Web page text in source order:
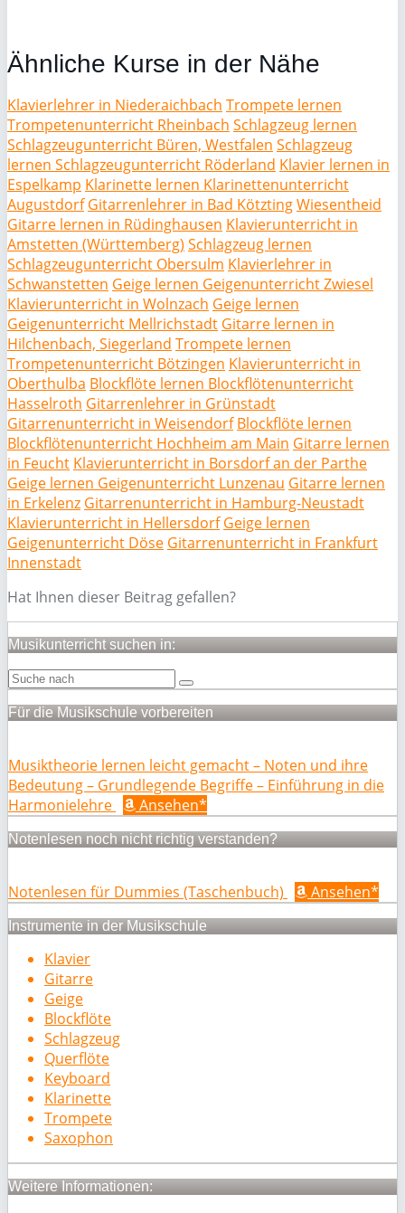
Ähnliche Kurse in der Nähe
Klavierlehrer in Niederaichbach Trompete lernen
Trompetenunterricht Rheinbach Schlagzeug lernen
Schlagzeugunterricht Büren, Westfalen Schlagzeug
lernen Schlagzeugunterricht Röderland Klavier lernen in
Espelkamp Klarinette lernen Klarinettenunterricht
Augustdorf Gitarrenlehrer in Bad KötztingWiesentheid
Gitarre lernen in Rüdinghausen Klavierunterricht in
Amstetten (Württemberg) Schlagzeug lernen
Schlagzeugunterricht Obersulm Klavierlehrer in
Schwanstetten Geige lernen Geigenunterricht Zwiesel
Klavierunterricht in Wolnzach Geige lernen
Geigenunterricht Mellrichstadt Gitarre lernen in
Hilchenbach, Siegerland Trompete lernen
Trompetenunterricht Bötzingen Klavierunterricht in
Oberthulba Blockflöte lernen Blockflötenunterricht
Hasselroth Gitarrenlehrer in Grünstadt
Gitarrenunterricht in Weisendorf Blockflöte lernen
Blockflötenunterricht Hochheim am Main Gitarre lernen
in Feucht Klavierunterricht in Borsdorf an der Parthe
Geige lernen Geigenunterricht Lunzenau Gitarre lernen
in Erkelenz Gitarrenunterricht in Hamburg-Neustadt
Klavierunterricht in Hellersdorf Geige lernen
Geigenunterricht Döse Gitarrenunterricht in Frankfurt
Innenstadt
Hat Ihnen dieser Beitrag gefallen?
Musikunterricht suchen in:
Für die Musikschule vorbereiten
Musiktheorie lernen leicht gemacht – Noten und ihre
Bedeutung – Grundlegende Begriffe – Einführung in die
Harmonielehre
Ansehen*
Notenlesen noch nicht richtig verstanden?
Notenlesen für Dummies (Taschenbuch) Ansehen*
Instrumente in der Musikschule
Klavier
Gitarre
Geige
Blockflöte
Schlagzeug
Querflöte
Keyboard
Klarinette
Trompete
Saxophon
Weitere Informationen: